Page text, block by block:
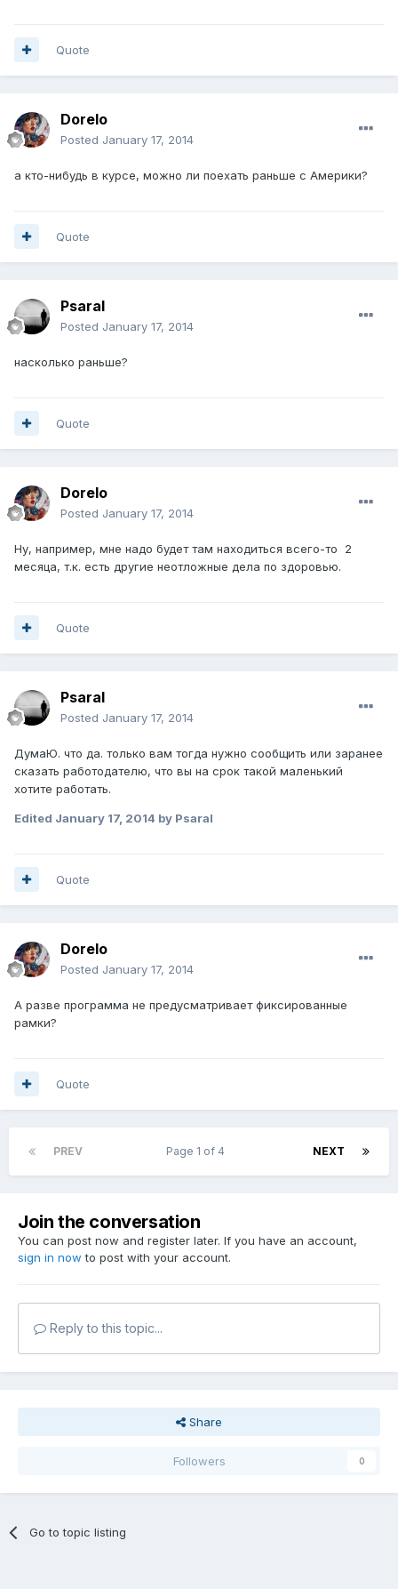
Quote
Dorelo
Posted January 17, 2014
а кто-нибудь в курсе, можно ли поехать раньше с Америки?
Quote
Psaral
Posted January 17, 2014
насколько раньше?
Quote
Dorelo
Posted January 17, 2014
Ну, например, мне надо будет там находиться всего-то 2
месяца, т.к. есть другие неотложные дела по здоровью.
Quote
Psaral
Posted January 17, 2014
ДумаЮ. что да. только вам тогда нужно сообщить или заранее
сказать работодателю, что вы на срок такой маленький
хотите работать.
Edited January 17, 2014 by Psaral
Quote
Dorelo
Posted January 17, 2014
А разве программа не предусматривает фиксированные
рамки?
Quote
PREV NEXT
Page 1 of 4
Join the conversation
You can post now and register later. If you have an account,
sign in now to post with your account.
Reply to this topic...
Share
Followers 0
Go to topic listing